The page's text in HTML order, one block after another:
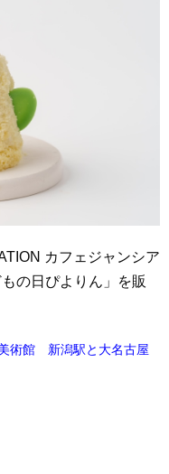
カフェジャンシア
の日ぴよりん」を販
術館 新潟駅と大名古屋